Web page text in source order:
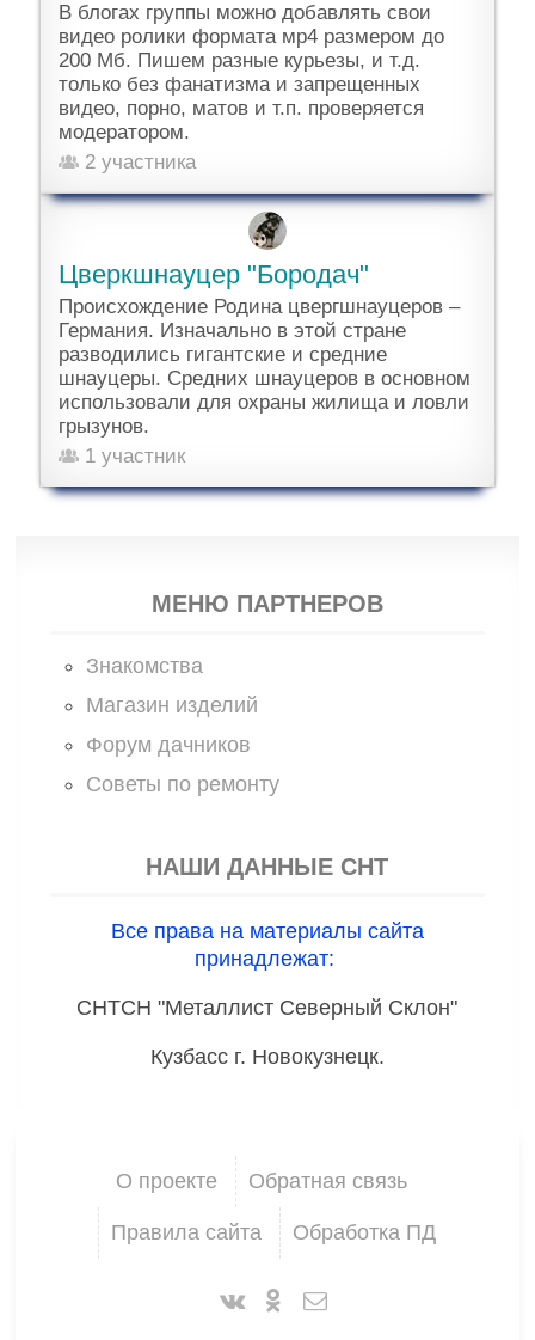
В блогах группы можно добавлять свои
видео ролики формата мр4 размером до
200 Мб. Пишем разные курьезы, и т.д.
только без фанатизма и запрещенных
видео, порно, матов и т.п. проверяется
модератором.
2 участника
Цверкшнауцер "Бородач"
Происхождение Родина цвергшнауцеров –
Германия. Изначально в этой стране
разводились гигантские и средние
шнауцеры. Средних шнауцеров в основном
использовали для охраны жилища и ловли
грызунов.
1 участник
МЕНЮ ПАРТНЕРОВ
Знакомства
Магазин изделий
Форум дачников
Советы по ремонту
НАШИ ДАННЫЕ СНТ
Все права на материалы сайта
принадлежат:
СНТСН "Металлист Северный Склон"
Кузбасс г. Новокузнецк.
О проекте Обратная связь
Правила сайта Обработка ПД